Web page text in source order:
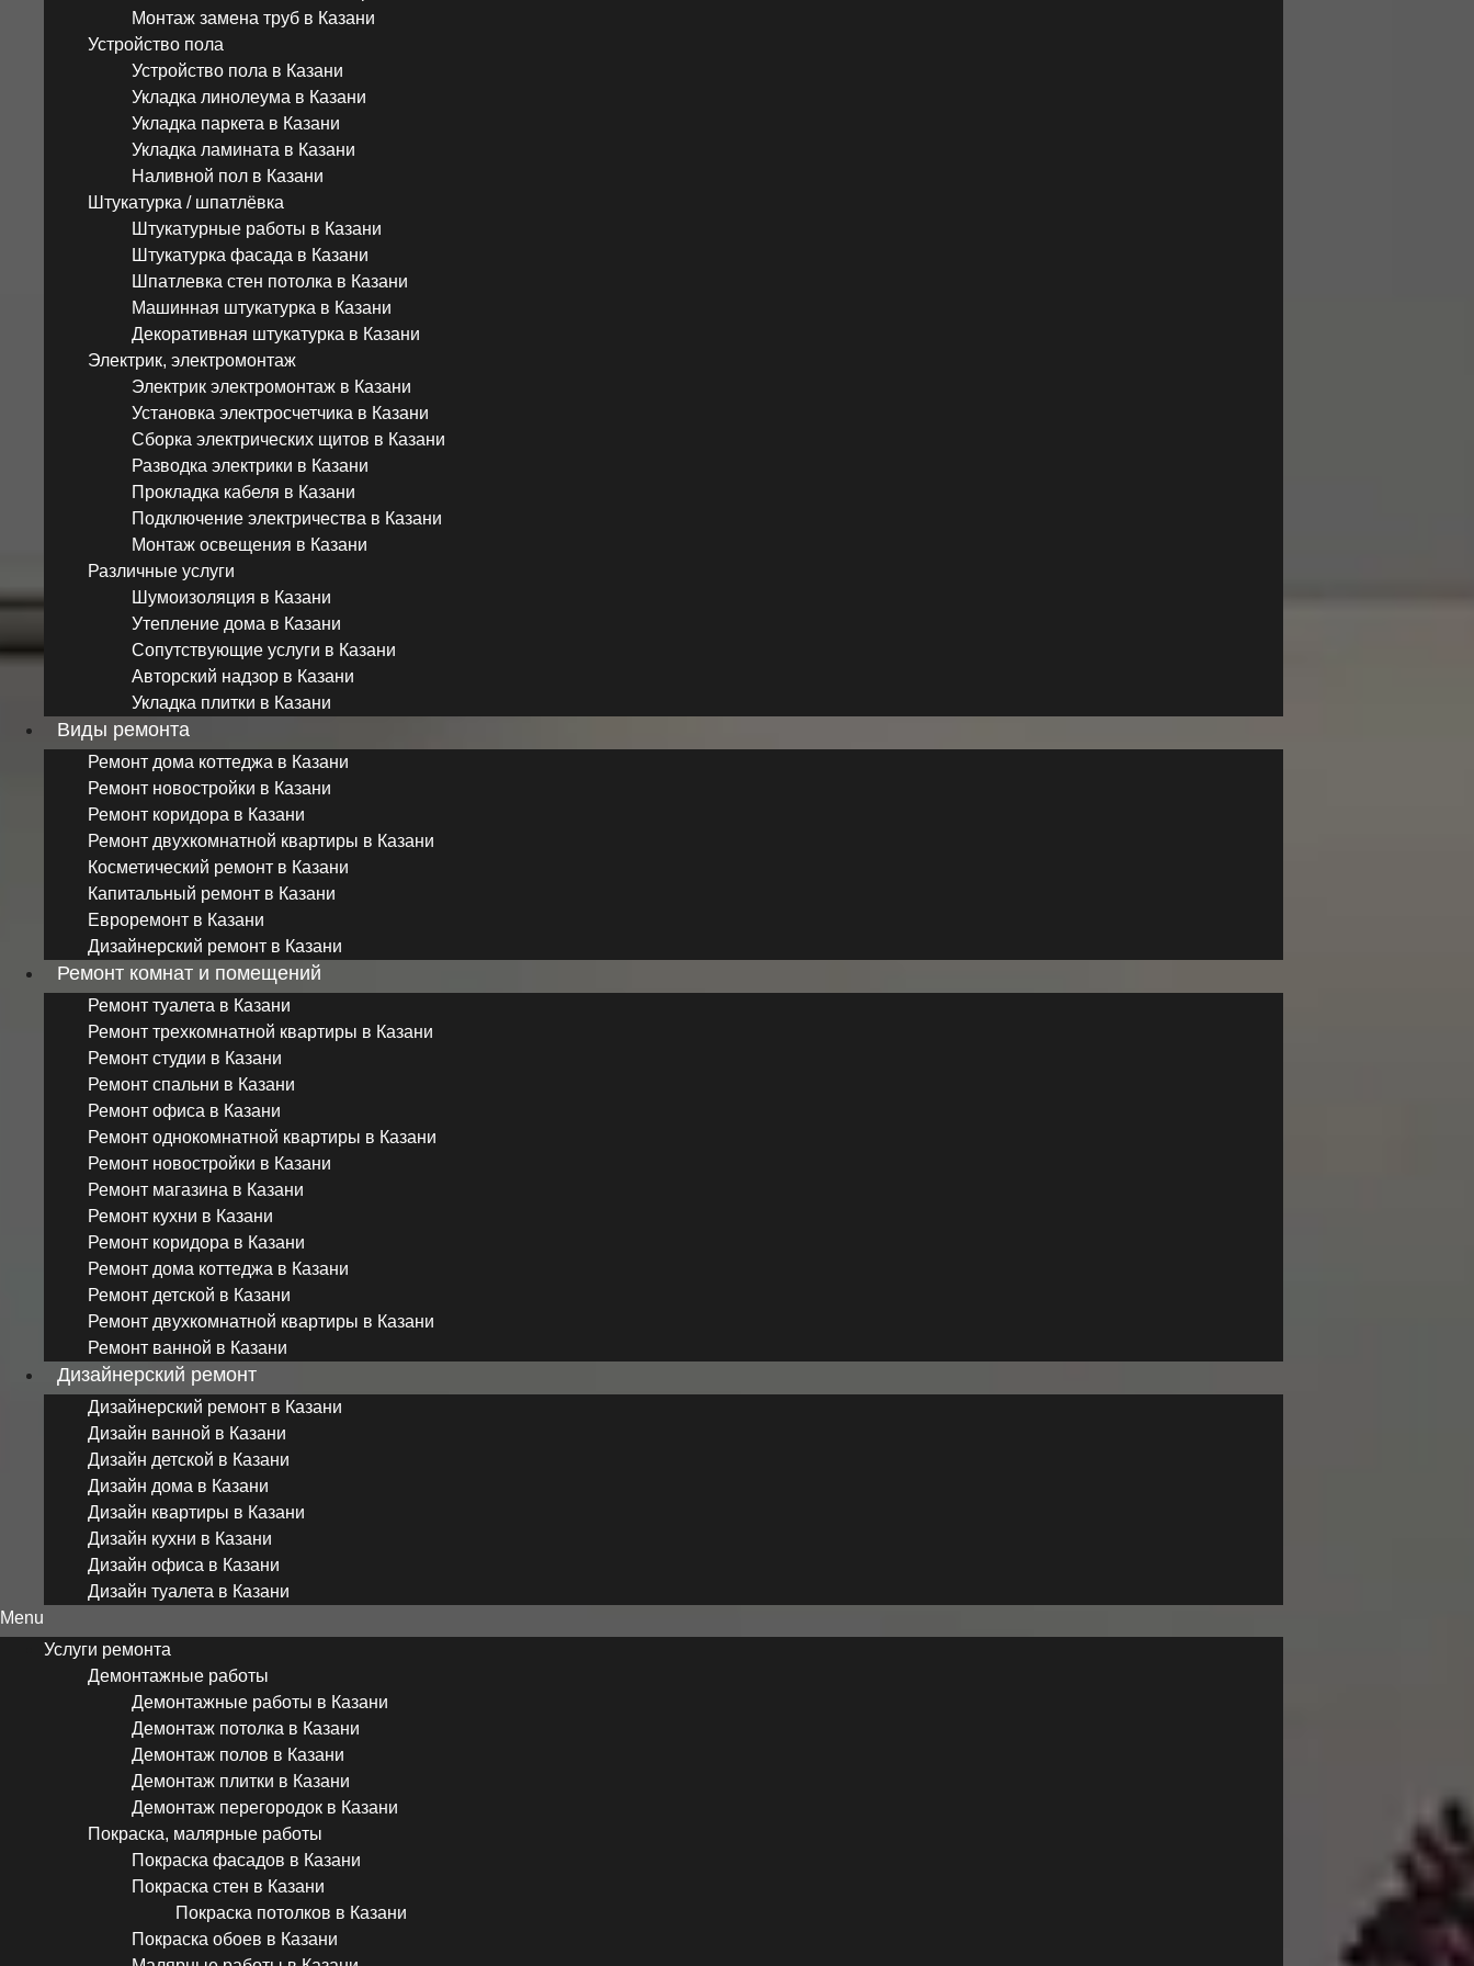
Монтаж замена труб в Казани
Устройство пола
Устройство пола в Казани
Укладка линолеума в Казани
Укладка паркета в Казани
Укладка ламината в Казани
Наливной пол в Казани
Штукатурка / шпатлёвка
Штукатурные работы в Казани
Штукатурка фасада в Казани
Шпатлевка стен потолка в Казани
Машинная штукатурка в Казани
Декоративная штукатурка в Казани
Электрик, электромонтаж
Электрик электромонтаж в Казани
Установка электросчетчика в Казани
Сборка электрических щитов в Казани
Разводка электрики в Казани
Прокладка кабеля в Казани
Подключение электричества в Казани
Монтаж освещения в Казани
Различные услуги
Шумоизоляция в Казани
Утепление дома в Казани
Сопутствующие услуги в Казани
Авторский надзор в Казани
Укладка плитки в Казани
Виды ремонта
Ремонт дома коттеджа в Казани
Ремонт новостройки в Казани
Ремонт коридора в Казани
Ремонт двухкомнатной квартиры в Казани
Косметический ремонт в Казани
Капитальный ремонт в Казани
Евроремонт в Казани
Дизайнерский ремонт в Казани
Ремонт комнат и помещений
Ремонт туалета в Казани
Ремонт трехкомнатной квартиры в Казани
Ремонт студии в Казани
Ремонт спальни в Казани
Ремонт офиса в Казани
Ремонт однокомнатной квартиры в Казани
Ремонт новостройки в Казани
Ремонт магазина в Казани
Ремонт кухни в Казани
Ремонт коридора в Казани
Ремонт дома коттеджа в Казани
Ремонт детской в Казани
Ремонт двухкомнатной квартиры в Казани
Ремонт ванной в Казани
Дизайнерский ремонт
Дизайнерский ремонт в Казани
Дизайн ванной в Казани
Дизайн детской в Казани
Дизайн дома в Казани
Дизайн квартиры в Казани
Дизайн кухни в Казани
Дизайн офиса в Казани
Дизайн туалета в Казани
Menu
Услуги ремонта
Демонтажные работы
Демонтажные работы в Казани
Демонтаж потолка в Казани
Демонтаж полов в Казани
Демонтаж плитки в Казани
Демонтаж перегородок в Казани
Покраска, малярные работы
Покраска фасадов в Казани
Покраска стен в Казани
Покраска потолков в Казани
Покраска обоев в Казани